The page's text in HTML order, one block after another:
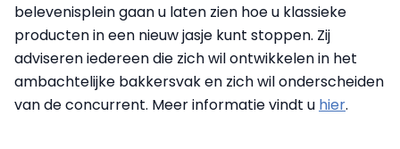
belevenisplein gaan u laten zien hoe u klassieke
producten in een nieuw jasje kunt stoppen. Zij
adviseren iedereen die zich wil ontwikkelen in het
ambachtelijke bakkersvak en zich wil onderscheiden
van de concurrent. Meer informatie vindt u hier.